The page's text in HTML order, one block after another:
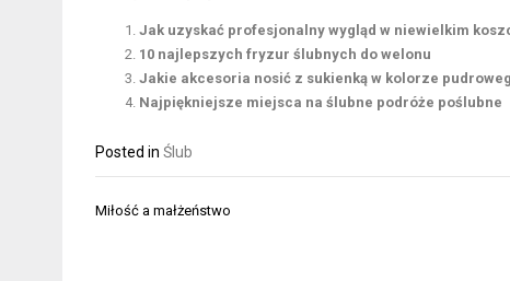
Jak uzyskać profesjonalny wygląd w niewielkim
10 najlepszych fryzur ślubnych do welonu
Jakie akcesoria nosić z sukienką w kolorze
Najpiękniejsze miejsca na ślubne podróże poślubne
Posted in Ślub
Nawigacja
Miłość a małżeństwo